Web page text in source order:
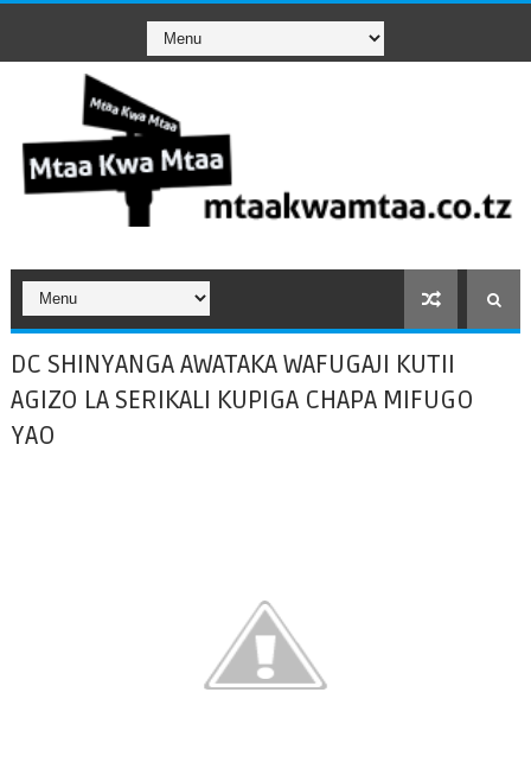
DC SHINYANGA AWATAKA WAFUGAJI KUTII
AGIZO LA SERIKALI KUPIGA CHAPA MIFUGO
YAO